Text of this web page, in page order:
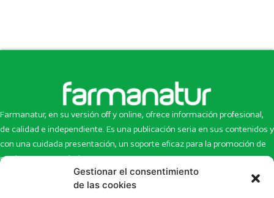
Gestionar el consentimiento
de las cookies
Farmanatur, en su versión off y online, ofrece información profesional,
de calidad e independiente. Es una publicación seria en sus contenidos y
con una cuidada presentación, un soporte eficaz para la promoción de
productos y novedades.
Inicio